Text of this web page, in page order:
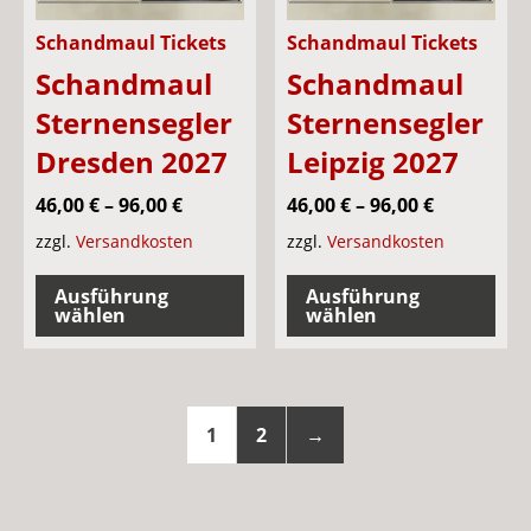
gewählt
Schandmaul Tickets
Schandmaul
Sternensegler
Dresden 2027
46,00€–96,00€
zzgl. Versandkosten
Ausführung
wählen
Dieses
Produkt
weist
Varianten
auf.
Die
Schandmaul Tickets
Schandmaul
Sternensegler
Leipzig 2027
46,00€–96,00€
zzgl.Versandkosten
Ausführung
wählen
1 2 →